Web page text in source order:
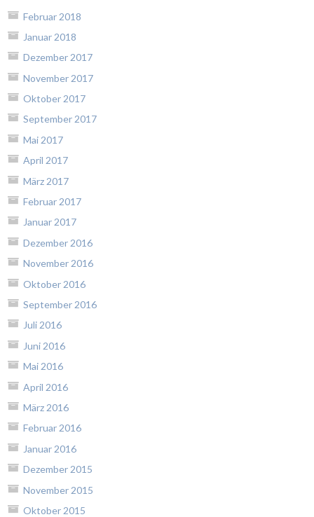
Februar 2018
Januar 2018
Dezember 2017
November 2017
Oktober 2017
September 2017
Mai 2017
April 2017
März 2017
Februar 2017
Januar 2017
Dezember 2016
November 2016
Oktober 2016
September 2016
Juli 2016
Juni 2016
Mai 2016
April 2016
März 2016
Februar 2016
Januar 2016
Dezember 2015
November 2015
Oktober 2015